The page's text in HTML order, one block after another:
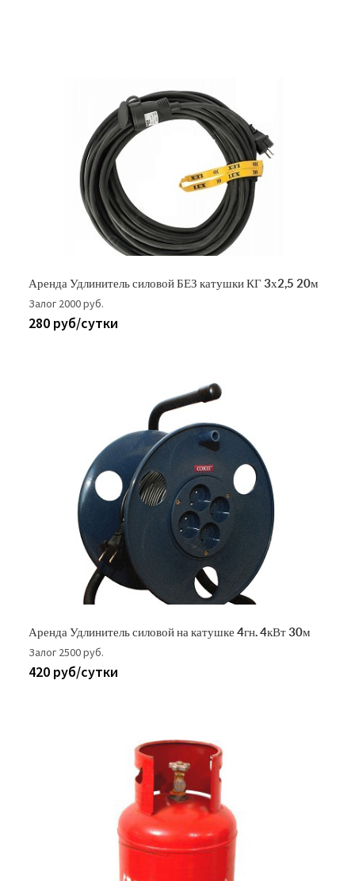
Аренда Удлинитель силовой БЕЗ катушки КГ 3х2,5 20м
Залог 2000 руб.
280 руб/сутки
Аренда Удлинитель силовой на катушке 4гн. 4кВт 30м
Залог 2500 руб.
420 руб/сутки